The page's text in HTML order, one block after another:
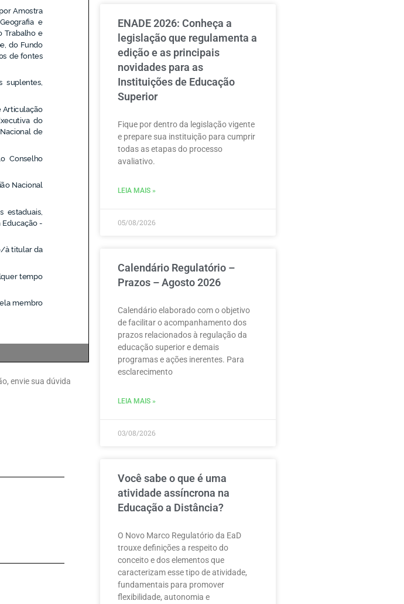
envie sua dúvida
ENADE 2026: Conheça a
legislação que regulamenta a
edição e as principais
novidades para as
Instituições de Educação
Superior
Fique por dentro da legislação vigente
e prepare sua instituição para cumprir
todas as etapas do processo
avaliativo.
LEIA MAIS »
05/08/2026
Calendário Regulatório –
Prazos – Agosto 2026
Calendário elaborado com o objetivo
de facilitar o acompanhamento dos
prazos relacionados à regulação da
educação superior e demais
programas e ações inerentes. Para
esclarecimento
LEIA MAIS »
03/08/2026
Você sabe o que é uma
atividade assíncrona na
Educação a Distância?
O Novo Marco Regulatório da EaD
trouxe definições a respeito do
conceito e dos elementos que
caracterizam esse tipo de atividade,
fundamentais para promover
flexibilidade, autonomia e